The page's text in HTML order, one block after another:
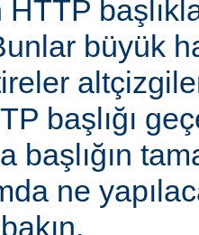
HTTP
büyük
başlığı
başlığın
ne
bakın.